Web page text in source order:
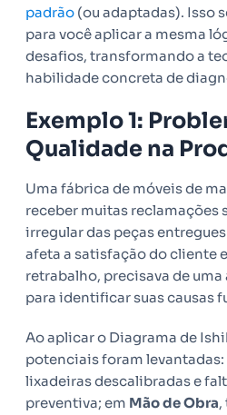
padrão (ou adaptadas). Isso
para você aplicar a mesma
desafios, transformando a
habilidade concreta de
Exemplo 1:
Qualidade na
Uma fábrica de móveis de
receber muitas reclamações
irregular das peças
afeta a satisfação do cliente
retrabalho, precisava de
para identificar suas causas
Ao aplicar o Diagrama de
potenciais foram levantadas:
lixadeiras descalibradas e
preventiva; em Mão de Obra,